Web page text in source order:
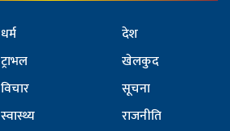
धर्म
ट्राभल
विचार
स्वास्थ्य
देश
खेलकुद
सूचना
राजनीति